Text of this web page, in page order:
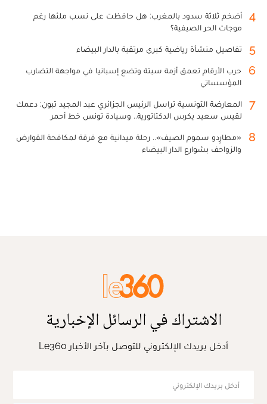
4
أضخم ثلاثة سدود بالمغرب: هل حافظت على نسب ملئها رغم
موجات الحر الصيفية؟
5 تفاصيل منشأة رياضية كبرى مرتقبة بالدار البيضاء
6
حرب الأرقام تعمق أزمة سبتة وتضع إسبانيا في مواجهة التضارب
المؤسساتي
7
المعارضة التونسية تراسل الرئيس الجزائري عبد المجيد تبون: دعمك
لقيس سعيد يكرس الدكتاتورية.. وسيادة تونس خط أحمر
8
«مطارِدو سموم الصيف».. رحلة ميدانية مع فرقة لمكافحة القوارض
والزواحف بشوارع الدار البيضاء
الاشتراك في الرسائل الإخبارية
أدخل بريدك الإلكتروني للتوصل بآخر الأخبار Le360